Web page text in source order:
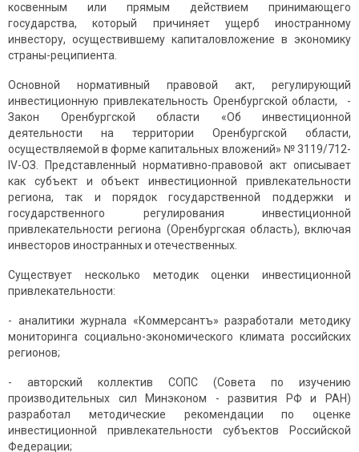
косвенным или прямым действием принимающего
государства, который причиняет ущерб иностранному
инвестору, осуществившему капиталовложение в экономику
страны-реципиента.
Основной нормативный правовой акт, регулирующий
инвестиционную привлекательность Оренбургской области, -
Закон Оренбургской области «Об инвестиционной
деятельности на территории Оренбургской области,
осуществляемой в форме капитальных вложений» № 3119/712-
IV-ОЗ. Представленный нормативно-правовой акт описывает
как субъект и объект инвестиционной привлекательности
региона, так и порядок государственной поддержки и
государственного регулирования инвестиционной
привлекательности региона (Оренбургская область), включая
инвесторов иностранных и отечественных.
Существует несколько методик оценки инвестиционной
привлекательности:
- аналитики журнала «Коммерсантъ» разработали методику
мониторинга социально-экономического климата российских
регионов;
- авторский коллектив СОПС (Совета по изучению
производительных сил Минэконом - развития РФ и РАН)
разработал методические рекомендации по оценке
инвестиционной привлекательности субъектов Российской
Федерации;